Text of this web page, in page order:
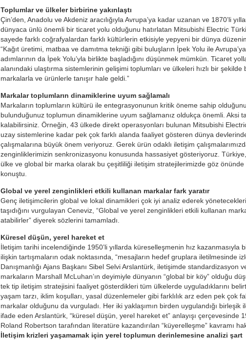
Toplumlar ve ülkeler birbirine yakınlaştı
Çin’den, Anadolu ve Akdeniz aracılığıyla Avrupa’ya kadar uzanan ve 1870’li
dünyaca ünlü önemli bir ticaret yolu olduğunu hatırlatan Mitsubishi Electric
sayede farklı coğrafyalardan farklı kültürlerin etkisiyle yepyeni bir dünya
“Kağıt üretimi, matbaa ve damıtma tekniği gibi buluşların İpek Yolu ile
adımlarının da İpek Yolu’yla birlikte başladığını düşünmek mümkün. Ticaret
alanındaki ulaştırma sistemlerinin gelişimi toplumları ve ülkeleri hızlı bir
markalarla ve ürünlerle tanışır hale geldi.”
Markalar toplumların dinamiklerine uyum sağlamalı
Markaların toplumların kültürü ile entegrasyonunun kritik öneme sahip
bulunduğunuz toplumun dinamiklerine uyum sağlamanız oldukça önemli. Aksi
kalabilirsiniz. Örneğin, 43 ülkede direkt operasyonları bulunan Mitsubishi
uzay sistemlerine kadar pek çok farklı alanda faaliyet gösteren dünya
çalışmalarına büyük önem veriyoruz. Gerek ürün odaklı iletişim
zenginliklerimizin senkronizasyonu konusunda hassasiyet gösteriyoruz.
ülke ve global bir marka olarak bu çeşitliliği iletişim stratejilerimizde göz
konuştu.
Global ve yerel zenginlikleri etkili kullanan markalar fark yaratır
Genç iletişimcilerin global ve lokal dinamikleri çok iyi analiz ederek
taşıdığını vurgulayan Ceneviz, “Global ve yerel zenginlikleri etkili kullanan
atabilirler” diyerek sözlerini tamamladı.
Küresel düşün, yerel hareket et
İletişim tarihi incelendiğinde 1950’li yıllarda küreselleşmenin hız
ilişkin tartışmaların odak noktasında, “mesajların hedef gruplara iletilmesinde
Danışmanlığı Ajans Başkanı Sibel Selvi Arslantürk, iletişimde standardizasyon
markaların Marshall McLuhan’ın deyimiyle dünyanın “global bir köy” olduğu
tek tip iletişim stratejisini faaliyet gösterdikleri tüm ülkelerde uyguladıklarını
yaşam tarzı, iklim koşulları, yasal düzenlemeler gibi farklılık arz eden pek
markalar olduğunu da vurguladı. Her iki yaklaşımın birden uygulandığı
ifade eden Arslantürk, “küresel düşün, yerel hareket et” anlayışı çerçevesinde
Roland Robertson tarafından literatüre kazandırılan “küyerelleşme” kavramı
İletişim krizleri yaşamamak için yerel toplumun derinlemesine analizi şart